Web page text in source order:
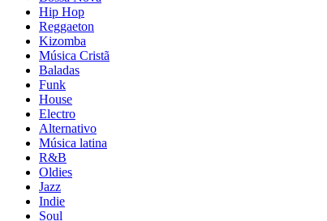
Hip Hop
Reggaeton
Kizomba
Música Cristã
Baladas
Funk
House
Electro
Alternativo
Música latina
R&B
Oldies
Jazz
Indie
Soul